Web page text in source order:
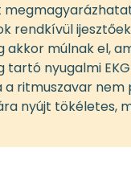
rendkívül
akkor múlnak el,
tartó nyugalmi
ritmuszavar
nyújt tökéletes,